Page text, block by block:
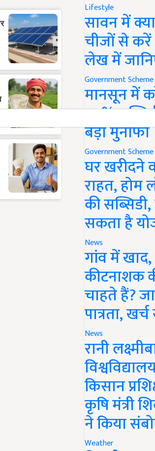
Lifestyle
सावन में
चीजों से
लेख में
Government Scheme
मानसून में
50%
बड़ा मुनाफा
Government Scheme
घर खरीदने
राहत, होम
की
सकता है
News
गांव में
कीटनाशक
चाहते हैं?
पात्रता,
News
रानी
किसान
कृषि मंत्री
ने किया
Weather